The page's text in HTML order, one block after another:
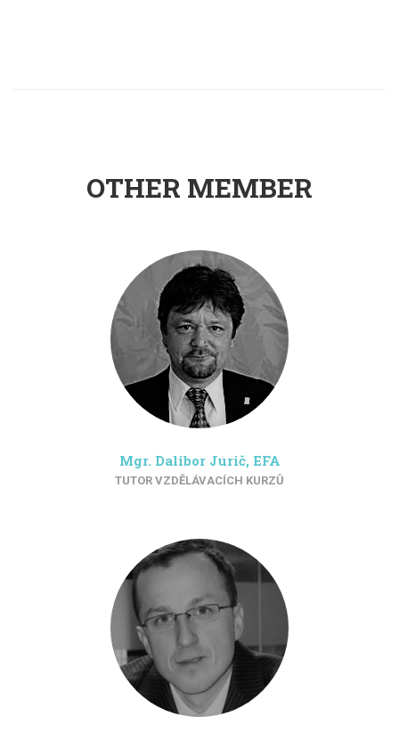
OTHER MEMBER
Mgr. Dalibor Jurič, EFA
TUTOR VZDĚLÁVACÍCH KURZŮ